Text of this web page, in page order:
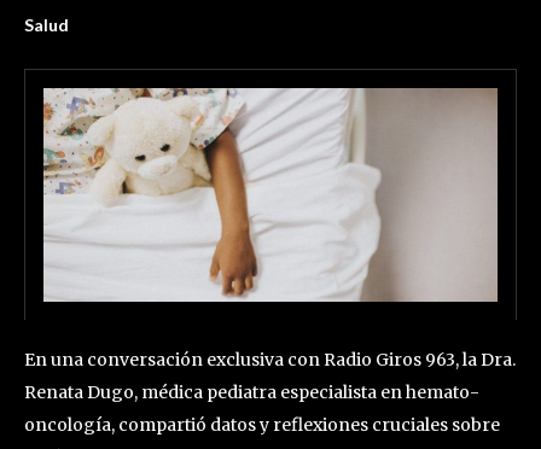
Salud
En una conversación exclusiva con Radio Giros 963, la Dra.
Renata Dugo, médica pediatra especialista en hemato-
oncología, compartió datos y reflexiones cruciales sobre